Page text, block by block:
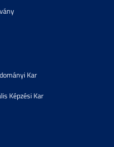
Kar
Képzési Kar